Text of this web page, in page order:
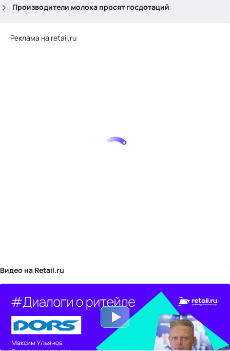
Производители молока просят госдотаций
Реклама на retail.ru
Видео на Retail.ru